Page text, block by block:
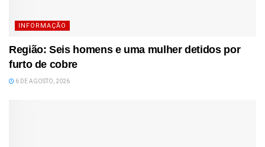
INFORMAÇÃO
Região: Seis homens e uma mulher detidos por
furto de cobre
6 DE AGOSTO, 2026